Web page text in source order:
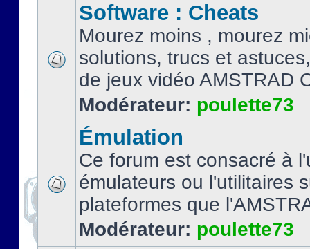
Software : Cheats
Mourez moins , mourez
solutions, trucs et
de jeux vidéo AMSTRAD
Modérateur: poulette73
Émulation
Ce forum est consacré à
émulateurs ou l'utilitaires
plateformes que
Modérateur: poulette73